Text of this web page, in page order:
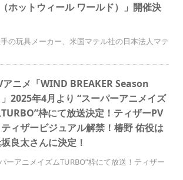
ホットウィール ワールド）」開催決
の玩具メーカー、米国マテル社の日本法人マテ
アニメ「WIND BREAKER Season
」2025年4月より “スーパーアニメイズ
枠にて放送決定！ティザーPV
ティザービジュアル解禁！椿野 佑役は
良太さんに決定！
ーアニメイズムTURBO”枠にて放送！ティザー